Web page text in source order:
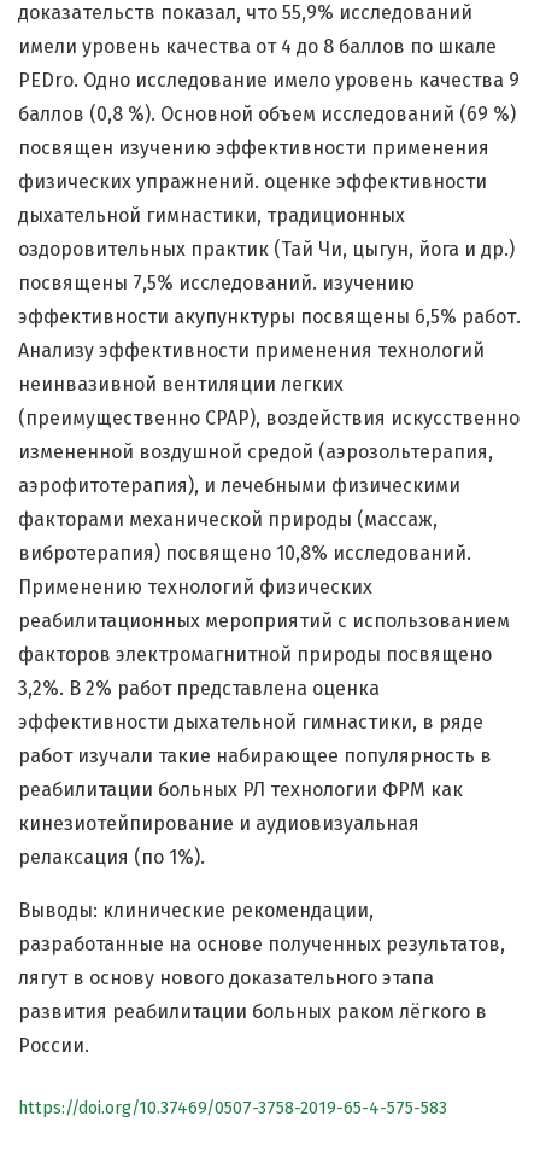
доказательств показал, что 55,9% исследований
имели уровень качества от 4 до 8 баллов по шкале
PEDro. Одно исследование имело уровень качества 9
баллов (0,8 %). Основной объем исследований (69 %)
посвящен изучению эффективности применения
физических упражнений. оценке эффективности
дыхательной гимнастики, традиционных
оздоровительных практик (Тай Чи, цыгун, йога и др.)
посвящены 7,5% исследований. изучению
эффективности акупунктуры посвящены 6,5% работ.
Анализу эффективности применения технологий
неинвазивной вентиляции легких
(преимущественно СРАР), воздействия искусственно
измененной воздушной средой (аэрозольтерапия,
аэрофитотерапия), и лечебными физическими
факторами механической природы (массаж,
вибротерапия) посвящено 10,8% исследований.
Применению технологий физических
реабилитационных мероприятий с использованием
факторов электромагнитной природы посвящено
3,2%. В 2% работ представлена оценка
эффективности дыхательной гимнастики, в ряде
работ изучали такие набирающее популярность в
реабилитации больных РЛ технологии ФРМ как
кинезиотейпирование и аудиовизуальная
релаксация (по 1%).
Выводы: клинические рекомендации,
разработанные на основе полученных результатов,
лягут в основу нового доказательного этапа
развития реабилитации больных раком лёгкого в
России.
https://doi.org/10.37469/0507-3758-2019-65-4-575-583